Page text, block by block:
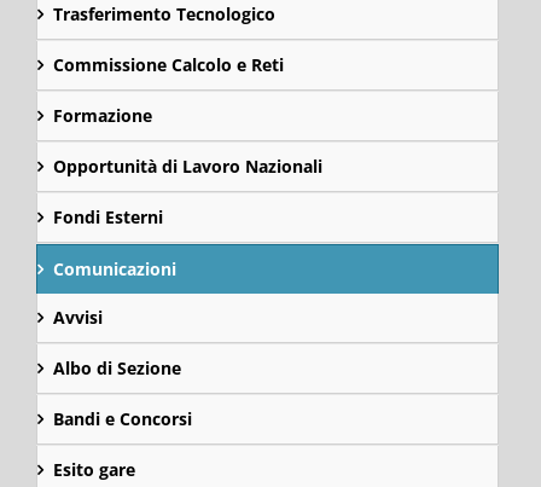
Trasferimento Tecnologico
Commissione Calcolo e Reti
Formazione
Opportunità di Lavoro Nazionali
Fondi Esterni
Comunicazioni
Avvisi
Albo di Sezione
Bandi e Concorsi
Esito gare